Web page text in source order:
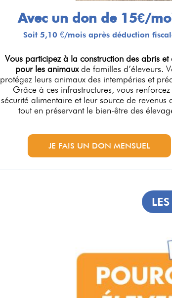
Avec un don de 15€/
Soit 5,10 €/mois après déduction
Vous participez à la construction des abris et
pour les animauxde familles d’éleveurs.
protégez leurs animaux des intempéries et
Grâce à ces infrastructures, vous
sécurité alimentaire et leur source de revenus
tout en préservant le bien-être des
JE FAIS UN DON MENSUEL